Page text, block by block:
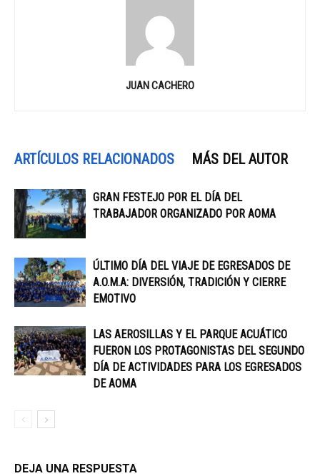
JUAN CACHERO
ARTÍCULOS RELACIONADOS MÁS DEL AUTOR
GRAN FESTEJO POR EL DÍA DEL
TRABAJADOR ORGANIZADO POR AOMA
ÚLTIMO DÍA DEL VIAJE DE EGRESADOS DE
A.O.M.A: DIVERSIÓN, TRADICIÓN Y CIERRE
EMOTIVO
LAS AEROSILLAS Y EL PARQUE ACUÁTICO
FUERON LOS PROTAGONISTAS DEL SEGUNDO
DÍA DE ACTIVIDADES PARA LOS EGRESADOS
DE AOMA
DEJA UNA RESPUESTA